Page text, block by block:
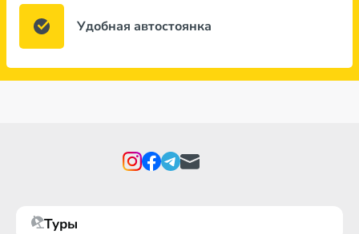
Удобная автостоянка
Туры